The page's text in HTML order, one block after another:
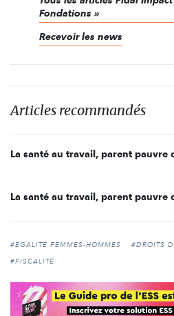
Fondations »
Recevoir les news
Articles recommandés
#ÉGALITÉ FEMMES-HOMMES #DROITS
#FISCALITÉ